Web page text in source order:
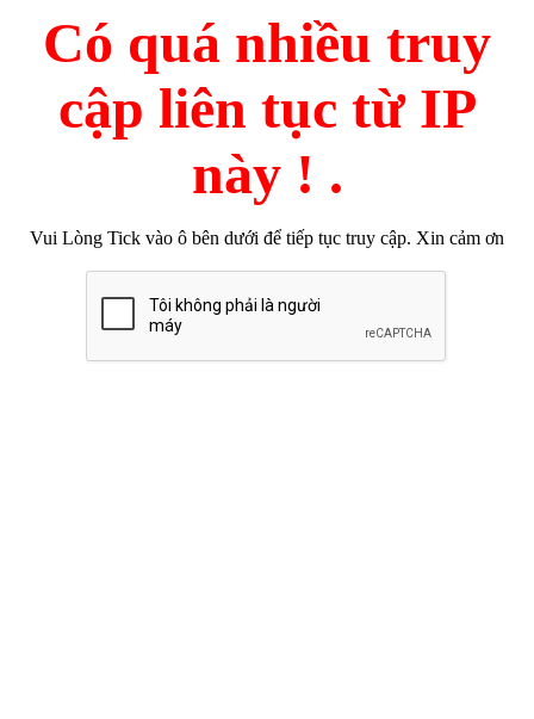
Có quá nhiều truy
cập liên tục từ IP
này ! .
Vui Lòng Tick vào ô bên dưới để tiếp tục truy cập. Xin cảm ơn